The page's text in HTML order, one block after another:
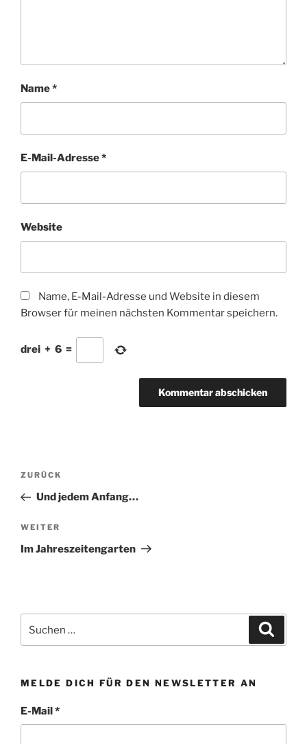
Name*
E-Mail-Adresse*
Website
Name, E-Mail-Adresse und Website in diesem
Browser für meinen nächsten Kommentar speichern.
drei + 6 =
Beitragsnavigation
Vorheriger
Beitrag
ZURÜCK
Und jedem Anfang…
Nächster
Beitrag
WEITER
Im Jahreszeitengarten
nach:
MELDE DICH FÜR DEN NEWSLETTER AN
E-Mail*